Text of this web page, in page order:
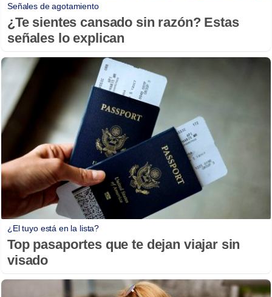
Señales de agotamiento
¿Te sientes cansado sin razón? Estas
señales lo explican
¿El tuyo está en la lista?
Top pasaportes que te dejan viajar sin
visado